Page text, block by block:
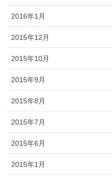
2016年1月
2015年12月
2015年10月
2015年9月
2015年8月
2015年7月
2015年6月
2015年1月